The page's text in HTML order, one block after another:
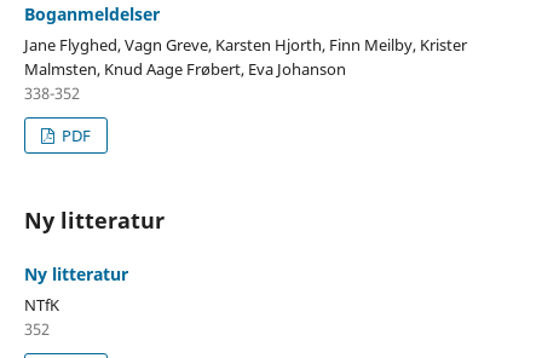
Boganmeldelser
Jane Flyghed, Vagn Greve, Karsten Hjorth, Finn Meilby, Krister
Malmsten, Knud Aage Frøbert, Eva Johanson
338-352
PDF
Ny litteratur
Ny litteratur
NTfK
352